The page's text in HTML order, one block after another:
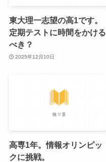
東大理一志望の高1です。
定期テストに時間をかける
べき？
2025年12月10日
高専1年。情報オリンピッ
クに挑戦。